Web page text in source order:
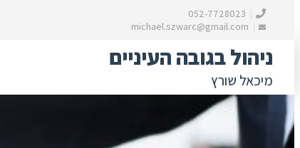
לתוכן
ניהול בגובה העיניים
מיכאל שורץ